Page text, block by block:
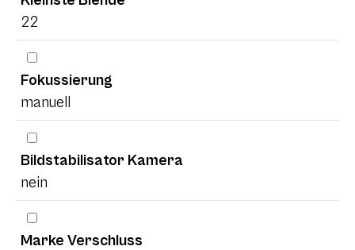
22
Fokussierung
manuell
Bildstabilisator Kamera
nein
Marke Verschluss